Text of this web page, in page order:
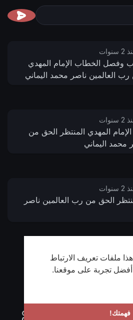
ملفات تعريف الارتباط
تجربة على موقعنا.
فهمتك!
وفصل الخطاب الإمام المهدي
العالمين ناصر محمد اليماني
الإمام المهدي المنتظر الحق من
محمد اليماني
الحق من رب العالمين ناصر
أظهر المزيد